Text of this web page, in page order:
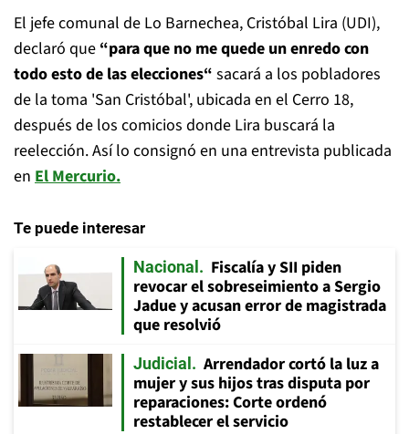
El jefe comunal de Lo Barnechea, Cristóbal Lira (UDI),
declaró que “para que no me quede un enredo con
todo esto de las elecciones“ sacará a los pobladores
de la toma 'San Cristóbal', ubicada en el Cerro 18,
después de los comicios donde Lira buscará la
reelección. Así lo consignó en una entrevista publicada
en El Mercurio.
Te puede interesar
Nacional
Fiscalía y SII piden
revocar el sobreseimiento a Sergio
Jadue y acusan error de magistrada
que resolvió
Judicial
Arrendador cortó la luz a
mujer y sus hijos tras disputa por
reparaciones: Corte ordenó
restablecer el servicio